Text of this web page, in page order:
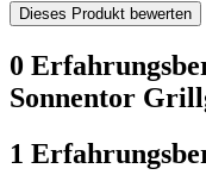
Dieses Produkt bewerten
0
Sonnentor
1